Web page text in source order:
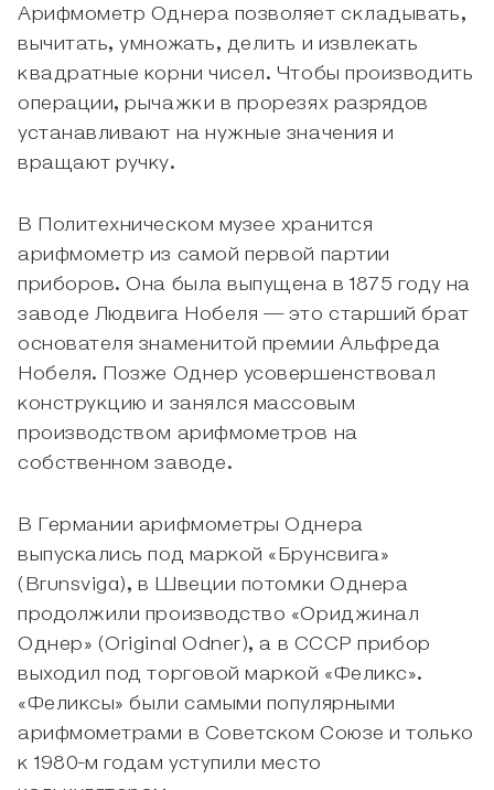
Арифмометр Однера позволяет складывать,
вычитать, умножать, делить и извлекать
квадратные корни чисел. Чтобы производить
операции, рычажки в прорезях разрядов
устанавливают на нужные значения и
вращают ручку.
В Политехническом музее хранится
арифмометр из самой первой партии
приборов. Она была выпущена в 1875 году на
заводе Людвига Нобеля — это старший брат
основателя знаменитой премии Альфреда
Нобеля. Позже Однер усовершенствовал
конструкцию и занялся массовым
производством арифмометров на
собственном заводе.
В Германии арифмометры Однера
выпускались под маркой «Брунсвига»
(Brunsviga), в Швеции потомки Однера
продолжили производство «Ориджинал
Однер» (Original Odner), а в СССР прибор
выходил под торговой маркой «Феликс».
«Феликсы» были самыми популярными
арифмометрами в Советском Союзе и только
к 1980-м годам уступили место